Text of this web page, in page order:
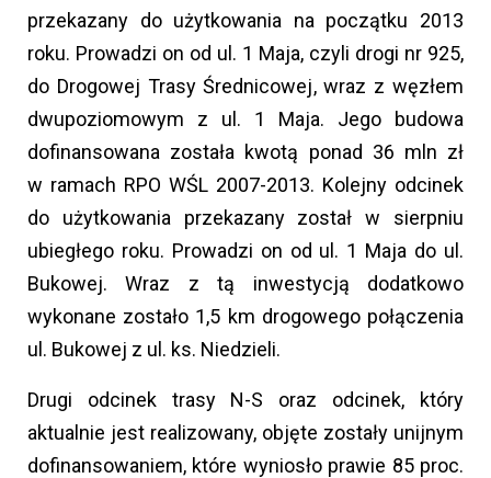
przekazany do użytkowania na początku 2013
roku. Prowadzi on od ul. 1 Maja, czyli drogi nr 925,
do Drogowej Trasy Średnicowej, wraz z węzłem
dwupoziomowym z ul. 1 Maja. Jego budowa
dofinansowana została kwotą ponad 36 mln zł
w ramach RPO WŚL 2007-2013. Kolejny odcinek
do użytkowania przekazany został w sierpniu
ubiegłego roku. Prowadzi on od ul. 1 Maja do ul.
Bukowej. Wraz z tą inwestycją dodatkowo
wykonane zostało 1,5 km drogowego połączenia
ul. Bukowej z ul. ks. Niedzieli.
Drugi odcinek trasy N-S oraz odcinek, który
aktualnie jest realizowany, objęte zostały unijnym
dofinansowaniem, które wyniosło prawie 85 proc.